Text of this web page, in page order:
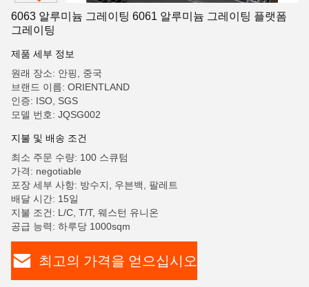
6063 알루미늄 그레이팅 6061 알루미늄 그레이팅 플랫폼
그레이팅
제품 세부 정보
원래 장소: 안핑, 중국
브랜드 이름: ORIENTLAND
인증: ISO, SGS
모델 번호: JQSG002
지불 및 배송 조건
최소 주문 수량: 100 스큐텀
가격: negotiable
포장 세부 사항: 방수지, 우븐백, 팔레트
배달 시간: 15일
지불 조건: L/C, T/T, 웨스턴 유니온
공급 능력: 하루당 1000sqm
최고의 가격을 얻으십시오